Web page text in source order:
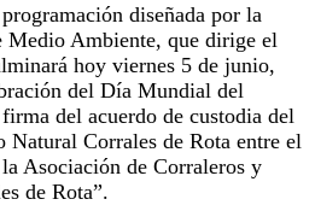
diseñada por la
Medio Ambiente, que dirige el
hoy viernes 5 de junio,
del Día Mundial del
del acuerdo de custodia del
Corrales de Rota entre el
Asociación de Corraleros y
de Rota”.